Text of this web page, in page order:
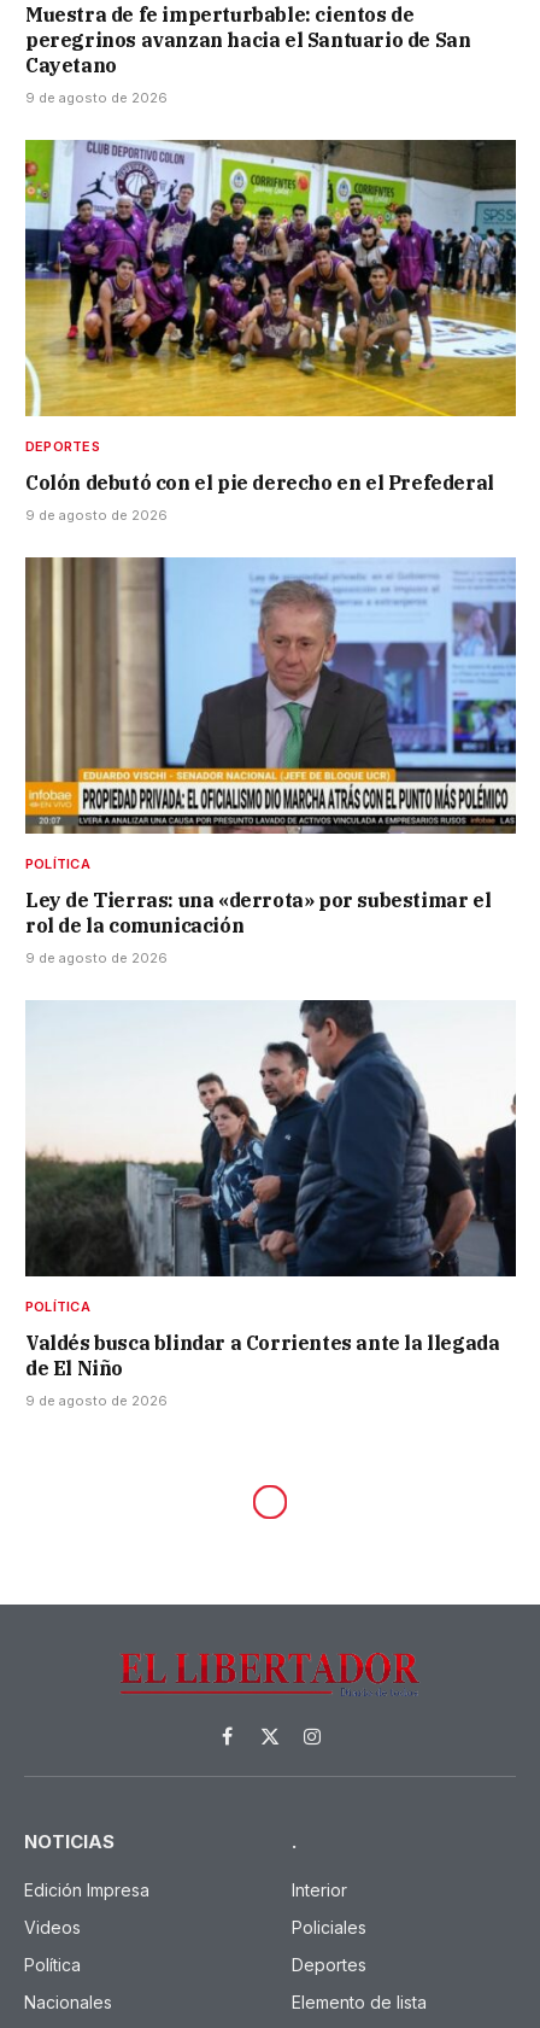
Muestra de fe imperturbable: cientos de
peregrinos avanzan hacia el Santuario de San
Cayetano
9 de agosto de 2026
DEPORTES
Colón debutó con el pie derecho en el Prefederal
9 de agosto de 2026
POLÍTICA
Ley de Tierras: una «derrota» por subestimar el
rol de la comunicación
9 de agosto de 2026
POLÍTICA
Valdés busca blindar a Corrientes ante la llegada
de El Niño
9 de agosto de 2026
Caso Loan: Nuevo
allanamiento y citaciones por
posible falso testimonio